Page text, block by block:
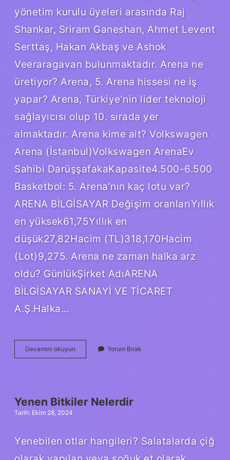
yönetim kurulu üyeleri arasında Raj
Shankar, Sriram Ganeshan, Ahmet Levent
Serttaş, Hakan Akbaş ve Ashok
Veeraragavan bulunmaktadır. Arena ne
üretiyor? Arena, 5. Arena hissesi ne iş
yapar? Arena, Türkiye’nin lider teknoloji
sağlayıcısı olup 10. sırada yer
almaktadır. Arena kime ait? Volkswagen
Arena (İstanbul)Volkswagen ArenaEv
Sahibi DarüşşafakaKapasite4.500-6.500
Basketbol: 5. Arena’nın kaç lotu var?
ARENA BİLGİSAYAR Değişim oranlarıYıllık
en yüksek61,75Yıllık en
düşük27,82Hacim (TL)318,170Hacim
(Lot)9,275. Arena ne zaman halka arz
oldu? GünlükŞirket AdıARENA
BİLGİSAYAR SANAYİ VE TİCARET
A.Ş.Halka…
Devamını okuyun
Şirketi
Yorum Bırak
Yenen Bitkiler Nelerdir
Tarih: Ekim 28, 2024
Yenebilen otlar hangileri? Salatalarda çiğ